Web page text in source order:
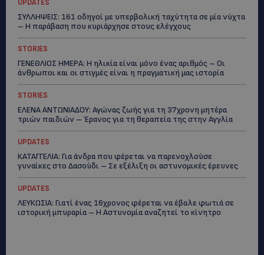
UPDATES
ΣΥΛΛΗΨΕΙΣ: 161 οδηγοί με υπερβολική ταχύτητα σε μία νύχτα
– Η παράβαση που κυριάρχησε στους ελέγχους
STORIES
ΓΕΝΕΘΛΙΟΣ ΗΜΕΡΑ: Η ηλικία είναι μόνο ένας αριθμός – Οι
άνθρωποι και οι στιγμές είναι η πραγματική μας ιστορία
STORIES
ΕΛΕΝΑ ΑΝΤΩΝΙΑΔΟΥ: Αγώνας ζωής για τη 37χρονη μητέρα
τριών παιδιών – Έρανος για τη θεραπεία της στην Αγγλία
UPDATES
ΚΑΤΑΓΓΕΛΙΑ: Για άνδρα που φέρεται να παρενοχλούσε
γυναίκες στο Δασούδι – Σε εξέλιξη οι αστυνομικές έρευνες
UPDATES
ΛΕΥΚΩΣΙΑ: Γιατί ένας 16χρονος φέρεται να έβαλε φωτιά σε
ιστορική μπυραρία – Η Αστυνομία αναζητεί το κίνητρο